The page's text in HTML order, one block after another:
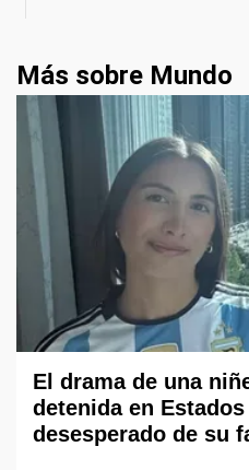
Más sobre Mundo
El drama de una
detenida en
desesperado de su